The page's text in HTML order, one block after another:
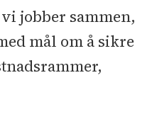
jobber sammen,
mål om å sikre